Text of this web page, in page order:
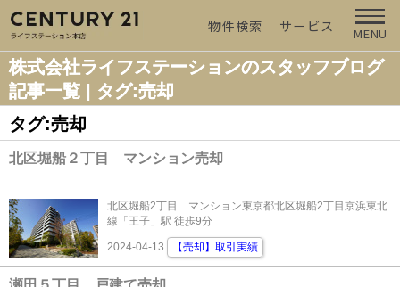
物件検索 サービス MENU
株式会社ライフステーションのスタッフブログ
記事一覧 | タグ:売却
タグ:売却
北区堀船２丁目 マンション売却
北区堀船2丁目 マンション東京都北区堀船2丁目京浜東北
線「王子」駅 徒歩9分
2024-04-13 【売却】取引実績